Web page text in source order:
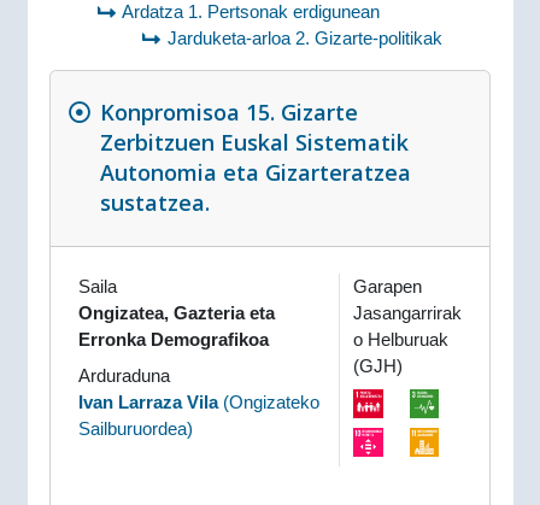
Ardatza 1. Pertsonak erdigunean
Jarduketa-arloa 2. Gizarte-politikak
Konpromisoa 15. Gizarte
Zerbitzuen Euskal Sistematik
Autonomia eta Gizarteratzea
sustatzea.
Saila
Ongizatea, Gazteria eta
Erronka Demografikoa
Arduraduna
Ivan Larraza Vila(Ongizateko
Sailburuordea)
Garapen
Jasangarrirak
o Helburuak
(GJH)